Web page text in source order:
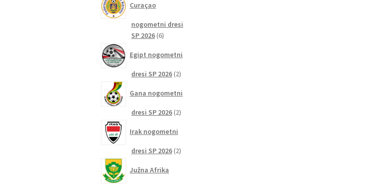
Curaçao
nogometni dresi
SP 2026 66
Egipt nogometni
dresi SP 2026 22
Gana nogometni
dresi SP 2026 22
Irak nogometni
dresi SP 2026 22
Južna Afrika